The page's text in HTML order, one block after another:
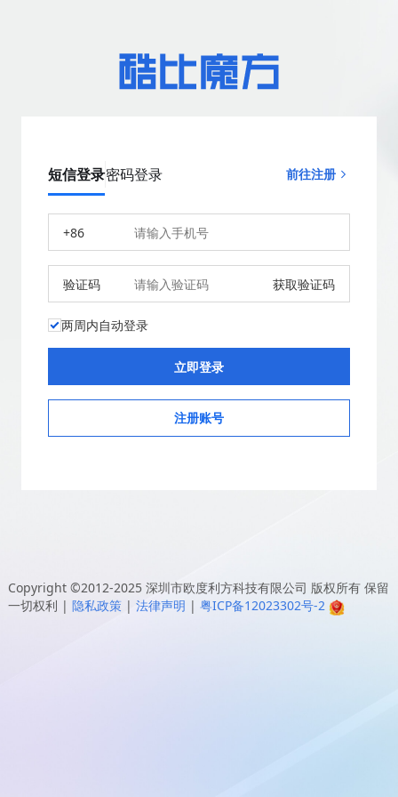
短信登录密码登录 前往注册
+86
验证码 获取验证码
两周内自动登录
注册账号
Copyright ©2012-2025 深圳市欧度利方科技有限公司 版权所有 保留
一切权利 | 隐私政策 | 法律声明 | 粤ICP备12023302号-2